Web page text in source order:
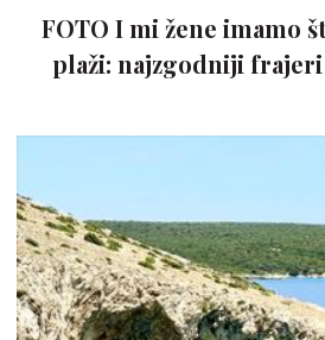
FOTO I mi žene imamo
plaži: najzgodniji frajeri